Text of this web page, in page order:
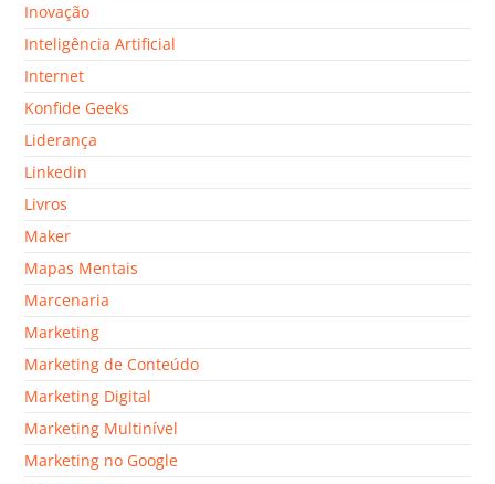
Inovação
Inteligência Artificial
Internet
Konfide Geeks
Liderança
Linkedin
Livros
Maker
Mapas Mentais
Marcenaria
Marketing
Marketing de Conteúdo
Marketing Digital
Marketing Multinível
Marketing no Google